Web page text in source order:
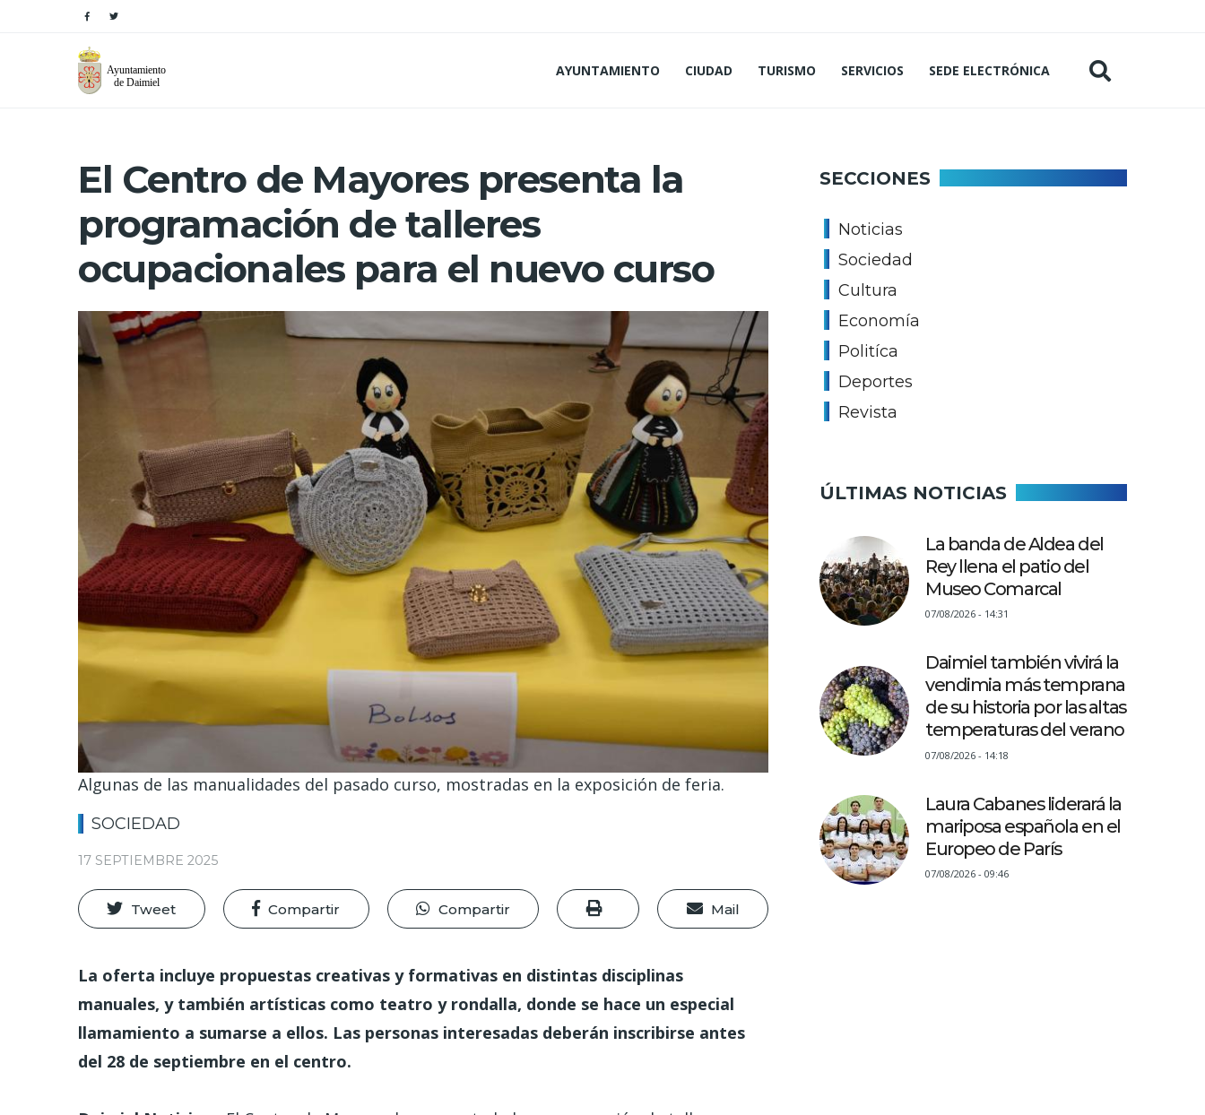
AYUNTAMIENTO CIUDAD TURISMO SERVICIOS SEDE ELECTRÓNICA
El Centro de Mayores presenta la
programación de talleres
ocupacionales para el nuevo curso
Algunas de las manualidades del pasado curso, mostradas en la exposición de feria.
SOCIEDAD
17 SEPTIEMBRE 2025
Tweet Compartir Compartir Mail
La oferta incluye propuestas creativas y formativas en distintas disciplinas
manuales, y también artísticas como teatro y rondalla, donde se hace un especial
llamamiento a sumarse a ellos. Las personas interesadas deberán inscribirse antes
del 28 de septiembre en el centro.
SECCIONES
Noticias
Sociedad
Cultura
Economía
Politíca
Deportes
Revista
ÚLTIMAS NOTICIAS
La banda de Aldea del
Rey llena el patio del
Museo Comarcal
07/08/2026 - 14:31
Daimiel también vivirá la
vendimia más temprana
de su historia por las altas
temperaturas del verano
07/08/2026 - 14:18
Laura Cabanes liderará la
mariposa española en el
Europeo de París
07/08/2026 - 09:46